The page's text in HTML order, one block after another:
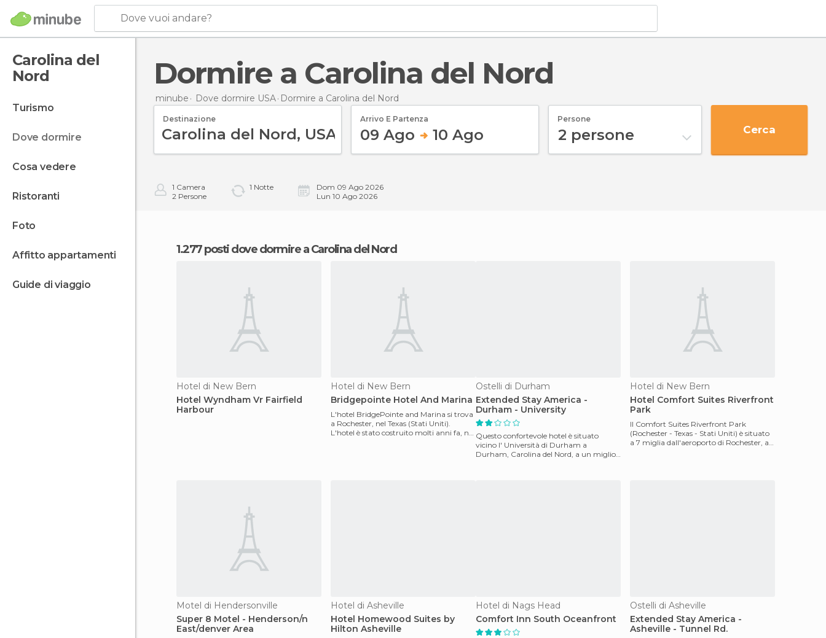
Dove vuoi andare?
Carolina del
Nord
turismo
dove dormire
cosa vedere
ristoranti
foto
affitto appartamenti
guide di viaggio
Dormire a Carolina del Nord
minube Dove dormire USA Dormire a Carolina del Nord
Destinazione Arrivo E Partenza
09 Ago 10 Ago
Persone
2 persone Cerca
1 Camera
2 Persone
1 Notte
Dom 09 Ago 2026
Lun 10 Ago 2026
1.277 posti dove dormire a Carolina del Nord
Hotel di New Bern
Hotel Wyndham Vr Fairfield
Harbour
Hotel di New Bern
Bridgepointe Hotel And Marina
L'hotel BridgePointe and Marina si trova
a Rochester, nel Texas (Stati Uniti).
L'hotel è stato costruito molti anni fa, nel
Ostelli di Durham
Extended Stay America -
Durham - University
Questo confortevole hotel è situato
vicino l' Università di Durham a
Durham, Carolina del Nord, a un miglio
Hotel di New Bern
Hotel Comfort Suites Riverfront
Park
Il Comfort Suites Riverfront Park
(Rochester - Texas - Stati Uniti) è situato
a 7 miglia dall'aeroporto di Rochester, a
Motel di Hendersonville
Super 8 Motel - Henderson/n
East/denver Area
Hotel di Asheville
Hotel Homewood Suites by
Hilton Asheville
Hotel di Nags Head
Comfort Inn South Oceanfront
Ostelli di Asheville
Extended Stay America -
Asheville - Tunnel Rd.